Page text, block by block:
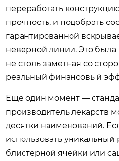
переработать
прочность, и подобрать
гарантированной
неверной линии. Это была
не столь заметная со
реальный финансовый
Еще один момент —
производитель лекарств
десятки наименований.
использовать уникальный
блистерной ячейки или